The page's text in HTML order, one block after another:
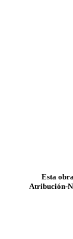
Esta
Atribución-